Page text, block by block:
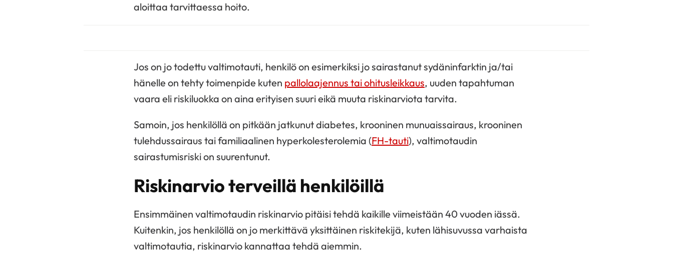
aloittaa tarvittaessa hoito.
Jos on jo todettu valtimotauti, henkilö on esimerkiksi jo sairastanut sydäninfarktin ja/tai
hänelle on tehty toimenpide kuten pallolaajennus tai ohitusleikkaus, uuden tapahtuman
vaara eli riskiluokka on aina erityisen suuri eikä muuta riskinarviota tarvita.
Samoin, jos henkilöllä on pitkään jatkunut diabetes, krooninen munuaissairaus, krooninen
tulehdussairaus tai familiaalinen hyperkolesterolemia (FH-tauti), valtimotaudin
sairastumisriski on suurentunut.
Riskinarvio terveillä henkilöillä
Ensimmäinen valtimotaudin riskinarvio pitäisi tehdä kaikille viimeistään 40 vuoden iässä.
Kuitenkin, jos henkilöllä on jo merkittävä yksittäinen riskitekijä, kuten lähisuvussa varhaista
valtimotautia, riskinarvio kannattaa tehdä aiemmin.